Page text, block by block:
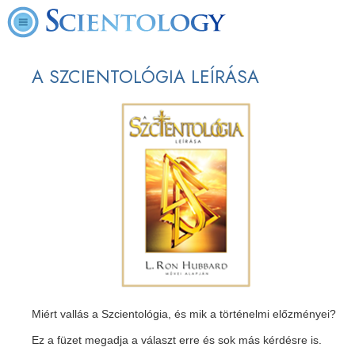
A SZCIENTOLÓGIA LEÍRÁSA
Miért vallás a Szcientológia, és mik a történelmi előzményei?
Ez a füzet megadja a választ erre és sok más kérdésre is.